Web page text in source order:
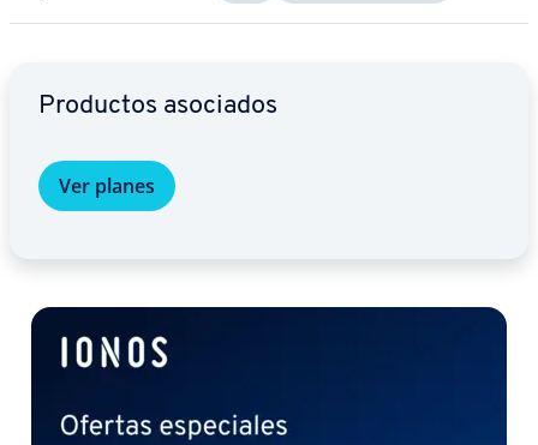
Productos asociados
Ver planes